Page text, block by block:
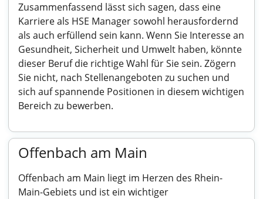
Zusammenfassend lässt sich sagen, dass eine
Karriere als HSE Manager sowohl herausfordernd
als auch erfüllend sein kann. Wenn Sie Interesse an
Gesundheit, Sicherheit und Umwelt haben, könnte
dieser Beruf die richtige Wahl für Sie sein. Zögern
Sie nicht, nach Stellenangeboten zu suchen und
sich auf spannende Positionen in diesem wichtigen
Bereich zu bewerben.
Offenbach am Main
Offenbach am Main liegt im Herzen des Rhein-
Main-Gebiets und ist ein wichtiger